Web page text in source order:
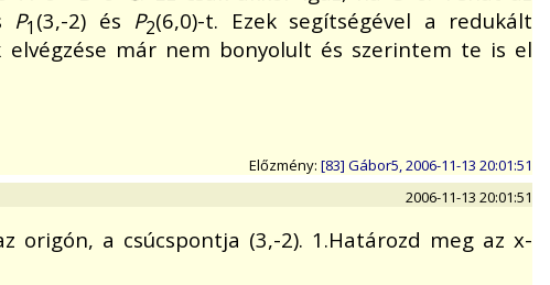
P1 (3,-2) és P2(6,0)-t. Ezek segítségével a redukált
már nem bonyolult és szerintem te is el
Előzmény: [83] Gábor5, 2006-11-13 20:01:51
2006-11-13 20:01:51
origón, a csúcspontja (3,-2). 1.Határozd meg az x-